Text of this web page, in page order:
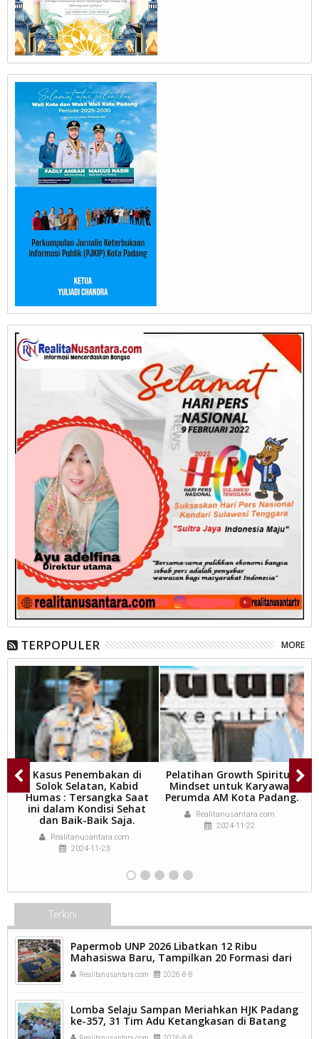
TERPOPULER MORE
Kasus Penembakan di
Solok Selatan, Kabid
Humas : Tersangka Saat
ini dalam Kondisi Sehat
dan Baik-Baik Saja.
Realitanusantara.com
2024-11-23
Pelatihan Growth Spiritual
Mindset untuk Karyawan
Perumda AM Kota Padang.
Realitanusantara.com
2024-11-22
Terkini
Papermob UNP 2026 Libatkan 12 Ribu
Mahasiswa Baru, Tampilkan 20 Formasi dari
9.250 Kavling.
Realitanusantara.com 2026-8-8
Lomba Selaju Sampan Meriahkan HJK Padang
ke-357, 31 Tim Adu Ketangkasan di Batang
Arau.